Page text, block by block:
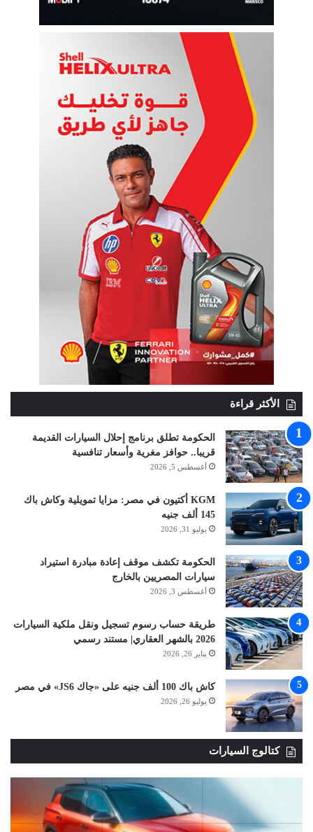
الأكثر قراءة
الحكومة تطلق برنامج إحلال السيارات القديمة
قريبا.. حوافز مغرية وأسعار تنافسية
أغسطس 5, 2026
KGM أكتيون في مصر: مزايا تمويلية وكاش باك
145 ألف جنيه
يوليو 31, 2026
الحكومة تكشف موقف إعادة مبادرة استيراد
سيارات المصريين بالخارج
أغسطس 3, 2026
طريقة حساب رسوم تسجيل ونقل ملكية السيارات
2026 بالشهر العقاري| مستند رسمي
يناير 26, 2026
كاش باك 100 ألف جنيه على «جاك JS6» في مصر
يوليو 26, 2026
كتالوج السيارات